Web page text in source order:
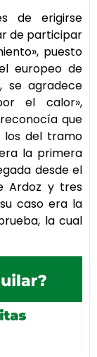
de erigirse
de participar
puesto
europeo de
se agradece
el calor»,
que
los del tramo
la primera
desde el
Ardoz y tres
caso era la
la cual